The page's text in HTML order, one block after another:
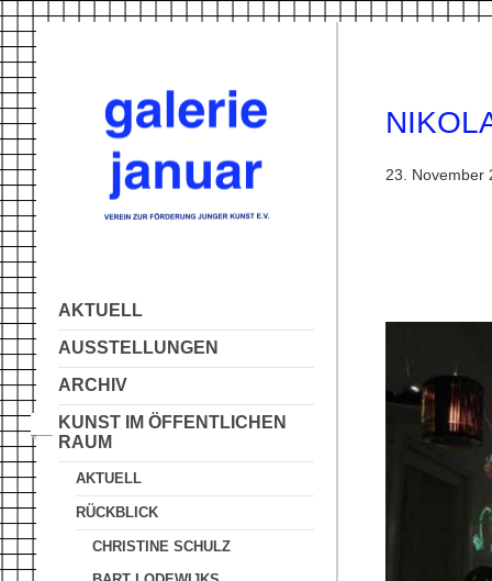
AKTUELL
AUSSTELLUNGEN
ARCHIV
KUNST IM ÖFFENTLICHEN
RAUM
AKTUELL
RÜCKBLICK
CHRISTINE SCHULZ
23. November